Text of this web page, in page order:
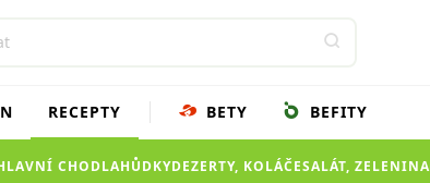
RECEPTY BETY BEFITY
CHODLAHŮDKYDEZERTY, KOLÁČESALÁT, ZELENINA